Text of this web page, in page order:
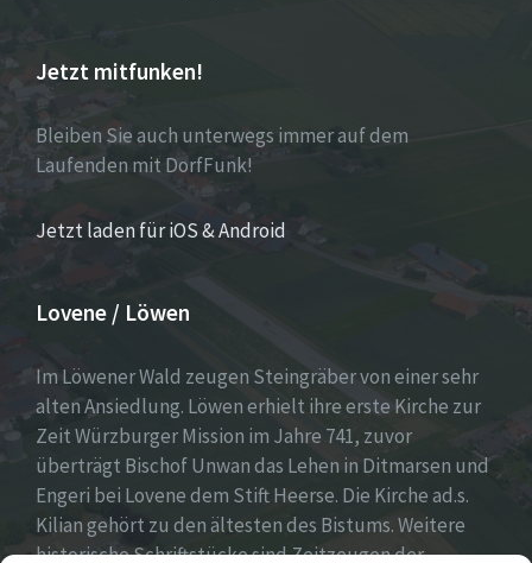
Jetzt mitfunken!
Bleiben Sie auch unterwegs immer auf dem
Laufenden mit DorfFunk!
Jetzt laden für iOS & Android
Lovene / Löwen
Im Löwener Wald zeugen Steingräber von einer sehr
alten Ansiedlung. Löwen erhielt ihre erste Kirche zur
Zeit Würzburger Mission im Jahre 741, zuvor
überträgt Bischof Unwan das Lehen in Ditmarsen und
Engeri bei Lovene dem Stift Heerse. Die Kirche ad.s.
Kilian gehört zu den ältesten des Bistums. Weitere
historische Schriftstücke sind Zeitzeugen der